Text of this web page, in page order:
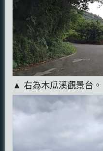
▲ 右為木瓜溪觀景台。